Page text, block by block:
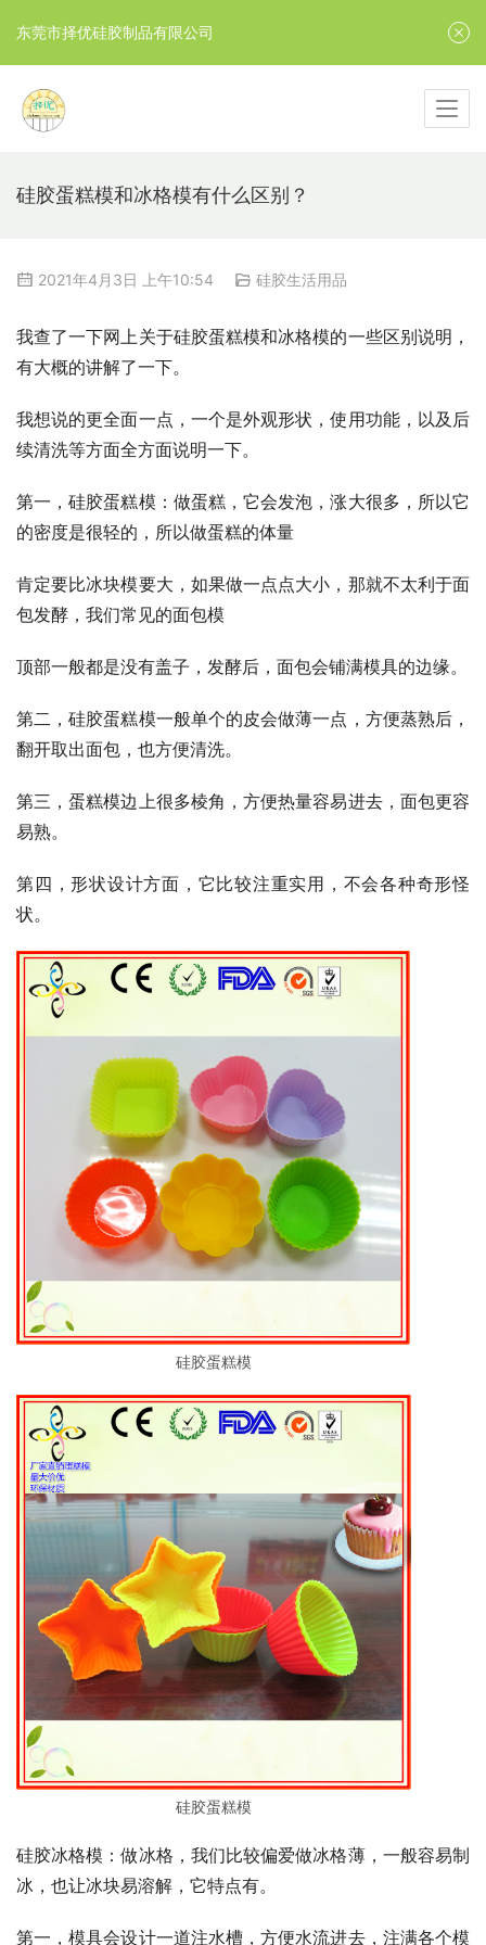
硅胶蛋糕模和冰格模有什么区别？
2021年4月3日 上午10:54 硅胶生活用品
我查了一下网上关于硅胶蛋糕模和冰格模的一些区别说明，
有大概的讲解了一下。
我想说的更全面一点，一个是外观形状，使用功能，以及后
续清洗等方面全方面说明一下。
第一，硅胶蛋糕模：做蛋糕，它会发泡，涨大很多，所以它
的密度是很轻的，所以做蛋糕的体量
肯定要比冰块模要大，如果做一点点大小，那就不太利于面
包发酵，我们常见的面包模
顶部一般都是没有盖子，发酵后，面包会铺满模具的边缘。
第二，硅胶蛋糕模一般单个的皮会做薄一点，方便蒸熟后，
翻开取出面包，也方便清洗。
第三，蛋糕模边上很多棱角，方便热量容易进去，面包更容
易熟。
第四，形状设计方面，它比较注重实用，不会各种奇形怪
状。
硅胶蛋糕模
硅胶蛋糕模
硅胶冰格模：做冰格，我们比较偏爱做冰格薄，一般容易制
冰，也让冰块易溶解，它特点有。
第一，模具会设计一道注水槽，方便水流进去，注满各个模
东莞市择优硅胶制品有限公司